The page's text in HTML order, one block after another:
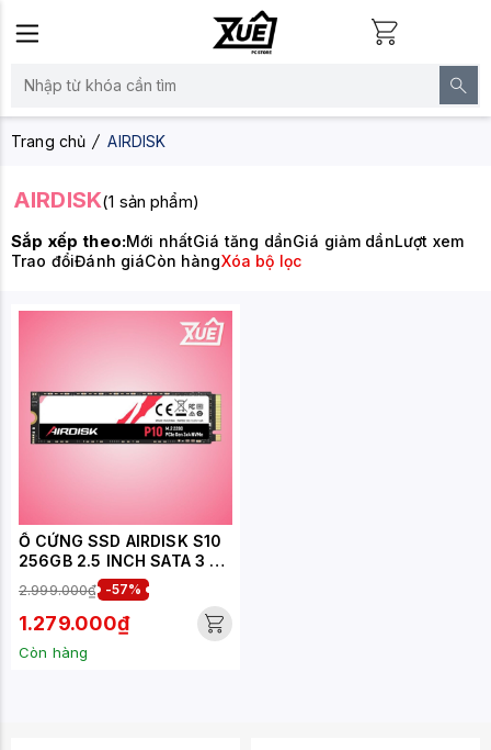
Trang chủ AIRDISK
AIRDISK(1 sản phẩm)
Sắp xếp theo:Mới nhấtGiá tăng dầnGiá giảm dầnLượt xem
Trao đổiĐánh giáCòn hàngXóa bộ lọc
Ổ CỨNG SSD AIRDISK S10
256GB 2.5 INCH SATA 3 -
ANSS10X256G-RNNNG
2.999.000₫ -57%
1.279.000₫
Còn hàng